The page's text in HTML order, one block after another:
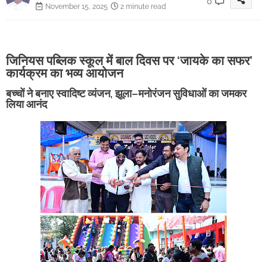
November 15, 2025
2 minute read
जिनियस पब्लिक स्कूल में बाल दिवस पर ‘जायके का सफर’
कार्यक्रम का भव्य आयोजन
बच्चों ने बनाए स्वादिष्ट व्यंजन, झूला–मनोरंजन सुविधाओं का जमकर
लिया आनंद